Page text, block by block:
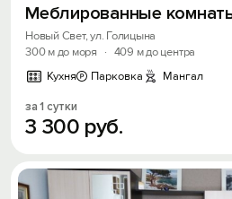
Меблированные
Новый Свет, ул. Голицына
300 м до моря
· 409 м до центра
Кухня
Парковка Мангал
за 1 сутки
3 300 руб.